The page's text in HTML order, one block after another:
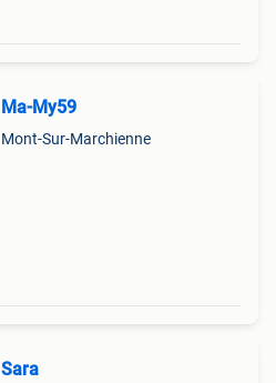
Ma-My59
Mont-Sur-Marchienne
Sara